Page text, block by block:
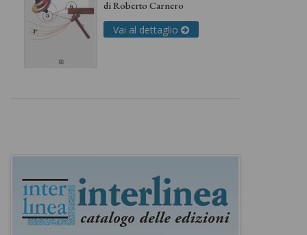
diRoberto Carnero
Vai al dettaglio